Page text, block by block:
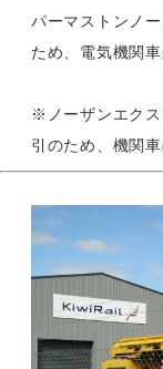
パーマストンノ
ため、電気機関
※ノーザンエク
引のため、機関